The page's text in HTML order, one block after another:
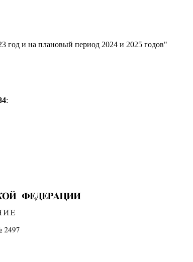
год и на плановый период 2024 и 2025 годов"
: